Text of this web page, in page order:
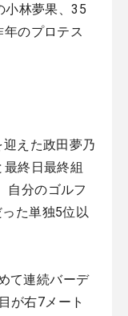
小林夢果、35
のプロテス
えた政田夢乃
終日最終組
自分のゴルフ
た単独5位以
て連続バーデ
が右7メート